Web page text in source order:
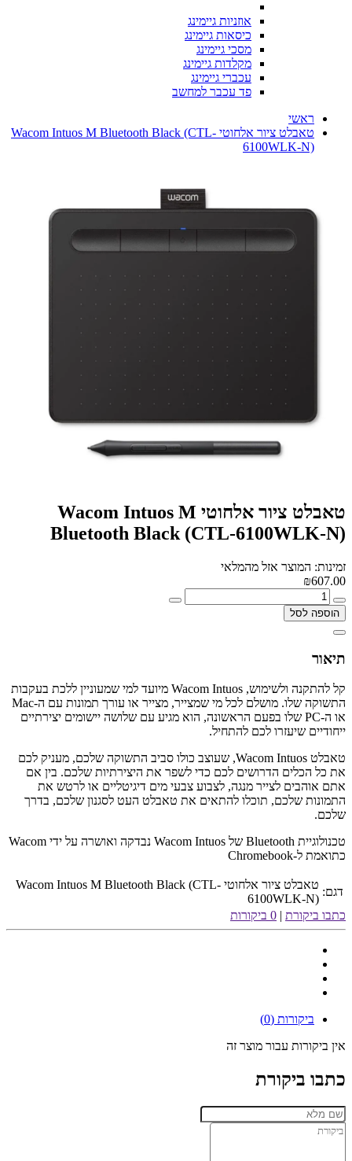
אוזניות גיימינג
כיסאות גיימינג
מסכי גיימינג
מקלדות גיימינג
עכברי גיימינג
פד עכבר למחשב
ראשי
טאבלט ציור אלחוטי Wacom Intuos M Bluetooth Black (CTL-
6100WLK-N)
טאבלט ציור אלחוטי Wacom Intuos M
Bluetooth Black (CTL-6100WLK-N)
זמינות: המוצר אזל מהמלאי
₪607.00
הוספה לסל
תיאור
קל להתקנה ולשימוש, Wacom Intuos מיועד למי שמעוניין ללכת בעקבות
התשוקה שלו. מושלם לכל מי שמצייר, מצייר או עורך תמונות עם ה-Mac
או ה-PC שלו בפעם הראשונה, הוא מגיע עם שלושה יישומים יצירתיים
ייחודיים שיעזרו לכם להתחיל.
טאבלט Wacom Intuos, שעוצב כולו סביב התשוקה שלכם, מעניק לכם
את כל הכלים הדרושים לכם כדי לשפר את היצירתיות שלכם. בין אם
אתם אוהבים לצייר מנגה, לצבוע צבעי מים דיגיטליים או לרטש את
התמונות שלכם, תוכלו להתאים את טאבלט העט לסגנון שלכם, בדרך
שלכם.
טכנולוגיית Bluetooth של Wacom Intuos נבדקה ואושרה על ידי Wacom
כתואמת ל-Chromebook
דגם:
טאבלט ציור אלחוטי Wacom Intuos M Bluetooth Black (CTL-
6100WLK-N)
כתבו ביקורת | 0 ביקורות
ביקורות (0)
אין ביקורות עבור מוצר זה
כתבו ביקורת